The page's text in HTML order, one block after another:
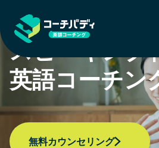
「知っている」を「使える
スピーキング
英語コーチン
無料カウンセリング